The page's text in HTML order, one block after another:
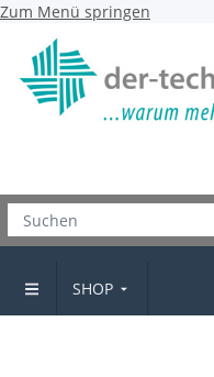
Zum Menü springen
SHOP
Verbindungsschraube